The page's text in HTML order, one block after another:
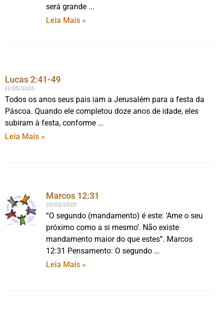
será grande
Leia Mais »
Lucas 2:41-49
11/05/2025
Todos os anos seus pais iam a Jerusalém para a festa da
Páscoa. Quando ele completou doze anos de idade, eles
subiram à festa, conforme
Leia Mais »
Marcos 12:31
10/03/2025
“O segundo (mandamento) é este: ‘Ame o seu
próximo como a si mesmo’. Não existe
mandamento maior do que estes”. Marcos
12:31 Pensamento: O segundo
Leia Mais »